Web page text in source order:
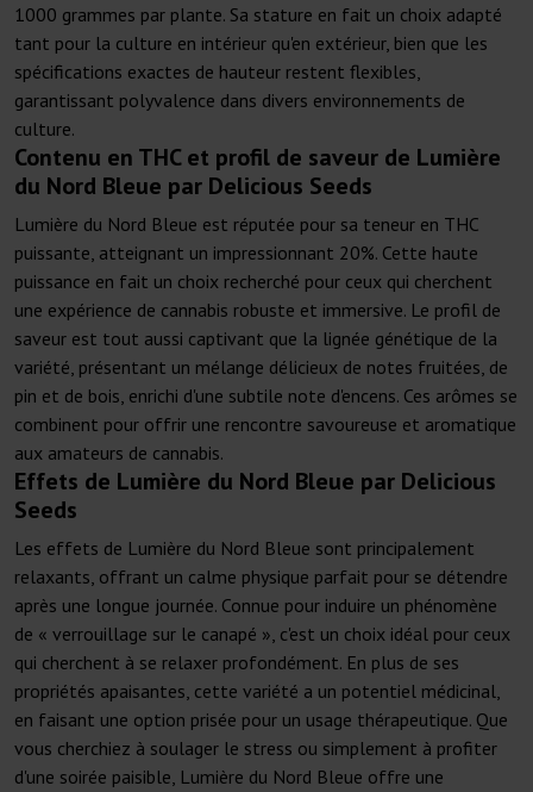
1000 grammes par plante. Sa stature en fait un choix adapté
tant pour la culture en intérieur qu'en extérieur, bien que les
spécifications exactes de hauteur restent flexibles,
garantissant polyvalence dans divers environnements de
culture.
Contenu en THC et profil de saveur de Lumière
du Nord Bleue par Delicious Seeds
Lumière du Nord Bleue est réputée pour sa teneur en THC
puissante, atteignant un impressionnant 20%. Cette haute
puissance en fait un choix recherché pour ceux qui cherchent
une expérience de cannabis robuste et immersive. Le profil de
saveur est tout aussi captivant que la lignée génétique de la
variété, présentant un mélange délicieux de notes fruitées, de
pin et de bois, enrichi d'une subtile note d'encens. Ces arômes se
combinent pour offrir une rencontre savoureuse et aromatique
aux amateurs de cannabis.
Effets de Lumière du Nord Bleue par Delicious
Seeds
Les effets de Lumière du Nord Bleue sont principalement
relaxants, offrant un calme physique parfait pour se détendre
après une longue journée. Connue pour induire un phénomène
de « verrouillage sur le canapé », c'est un choix idéal pour ceux
qui cherchent à se relaxer profondément. En plus de ses
propriétés apaisantes, cette variété a un potentiel médicinal,
en faisant une option prisée pour un usage thérapeutique. Que
vous cherchiez à soulager le stress ou simplement à profiter
d'une soirée paisible, Lumière du Nord Bleue offre une